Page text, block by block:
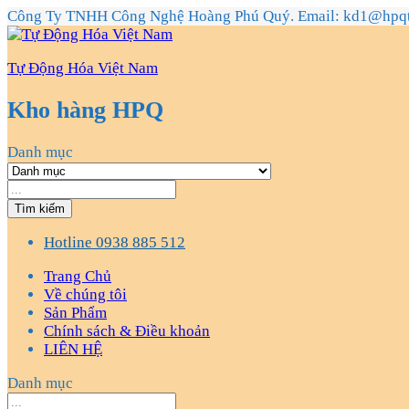
Công Ty TNHH Công Nghệ Hoàng Phú Quý. Email:
Tự Động Hóa Việt Nam
Kho hàng HPQ
Danh mục
Tìm kiếm
Hotline 0938 885 512
Trang Chủ
Về chúng tôi
Sản Phẩm
Chính sách & Điều khoản
LIÊN HỆ
Danh mục